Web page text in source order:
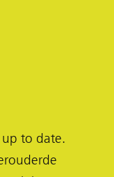
to date.